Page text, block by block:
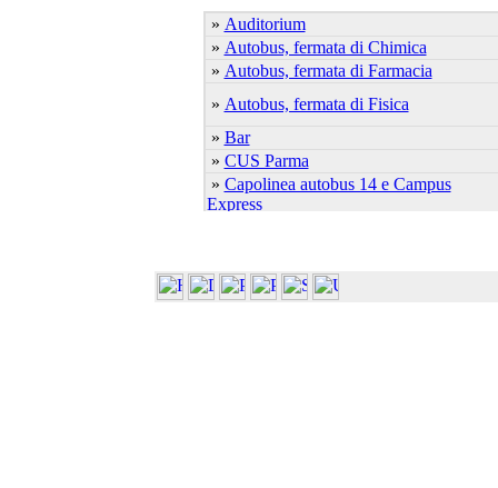
» Auditorium
» Autobus, fermata di Chimica
» Autobus, fermata di Farmacia
» Autobus, fermata di Fisica
» Bar
» CUS Parma
» Capolinea autobus 14 e Campus
Express
»Centro Linguistico
»Centro S.Elisabetta